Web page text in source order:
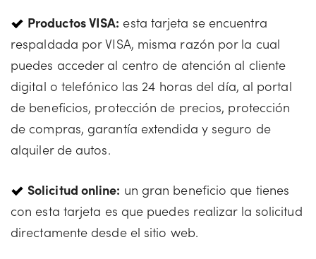
Productos VISA: esta tarjeta se encuentra
respaldada por VISA, misma razón por la cual
puedes acceder al centro de atención al cliente
digital o telefónico las 24 horas del día, al portal
de beneficios, protección de precios, protección
de compras, garantía extendida y seguro de
alquiler de autos.
Solicitud online: un gran beneficio que tienes
con esta tarjeta es que puedes realizar la solicitud
directamente desde el sitio web.